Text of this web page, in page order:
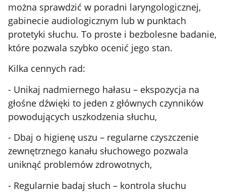
można sprawdzić w poradni laryngologicznej,
gabinecie audiologicznym lub w punktach
protetyki słuchu. To proste i bezbolesne badanie,
które pozwala szybko ocenić jego stan.
Kilka cennych rad:
- Unikaj nadmiernego hałasu – ekspozycja na
głośne dźwięki to jeden z głównych czynników
powodujących uszkodzenia słuchu,
- Dbaj o higienę uszu – regularne czyszczenie
zewnętrznego kanału słuchowego pozwala
uniknąć problemów zdrowotnych,
- Regularnie badaj słuch – kontrola słuchu